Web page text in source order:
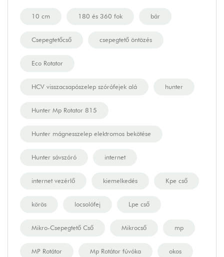
10 cm 180 és 360 fok bár
Csepegtetőcső csepegtető öntözés
Eco Rotator
HCV visszacsapószelep szórófejek alá hunter
Hunter Mp Rotator 815
Hunter mágnesszelep elektromos bekötése
Hunter sávszóró internet
internet vezérlő kiemelkedés Kpe cső
körös locsolófej Lpe cső
Mikro-Csepegtető Cső Mikrocső mp
MP Rotátor Mp Rotátor fúvóka okos